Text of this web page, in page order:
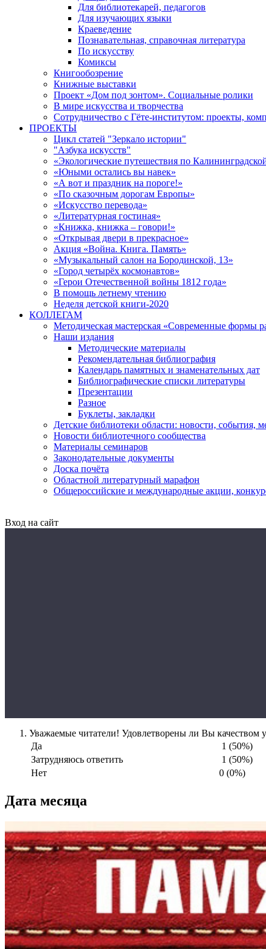
Для библиотекарей, педагогов
Для изучающих языки
Краеведение
Познавательная, справочная литература
По искусству
Комиксы
Книгообозрение
Книжные выставки
Проект «Дом под зонтом». Социальные ролики
В мире искусства и творчества
Сотрудничество с Гёте-институтом: проекты,
ПРОЕКТЫ
Цикл статей "Зеркало истории"
"Азбука искусств"
«Экологические путешествия по
«Юными остались вы навек»
«А вот и праздник на пороге!»
«По сказочным дорогам Европы»
«Искусство перевода»
«Литературная гостиная»
«Книжка, книжка – говори!»
«Открывая двери в прекрасное»
Акция «Война. Книга. Память»
«Музыкальный салон на Бородинской, 13»
«Город четырёх космонавтов»
«Герои Отечественной войны 1812 года»
В помощь летнему чтению
Неделя детской книги-2020
КОЛЛЕГАМ
Методическая мастерская «Современные формы
Наши издания
Методические материалы
Рекомендательная библиография
Календарь памятных и знаменательных дат
Библиографические списки литературы
Презентации
Разное
Буклеты, закладки
Детские библиотеки области: новости, события,
Новости библиотечного сообщества
Материалы семинаров
Законодательные документы
Доска почёта
Областной литературный марафон
Общероссийские и международные акции,
Вход на сайт
Уважаемые читатели! Удовлетворены ли Вы качеством
Да
1 (50%)
Затрудняюсь ответить
1 (50%)
Нет
0 (0%)
Дата месяца